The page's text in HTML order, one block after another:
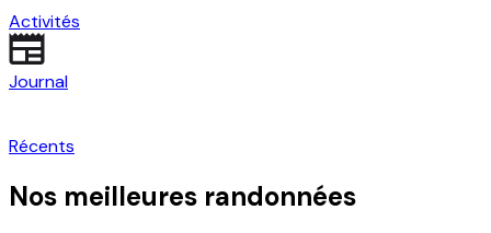
Activités
Journal
Récents
Nos meilleures randonnées